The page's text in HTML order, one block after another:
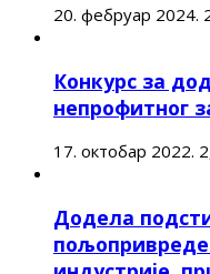
20. фебруар 2024.
Конкурс за
непрофитног
17. октобар 2022.
Додела